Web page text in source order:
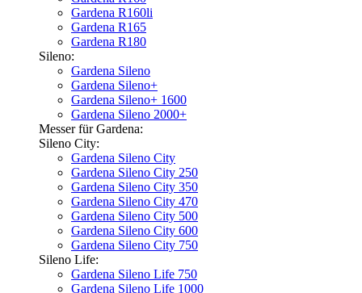
Gardena R160li
Gardena R165
Gardena R180
Sileno:
Gardena Sileno
Gardena Sileno+
Gardena Sileno+ 1600
Gardena Sileno 2000+
Messer für Gardena:
Sileno City:
Gardena Sileno City
Gardena Sileno City 250
Gardena Sileno City 350
Gardena Sileno City 470
Gardena Sileno City 500
Gardena Sileno City 600
Gardena Sileno City 750
Sileno Life:
Gardena Sileno Life 750
Gardena Sileno Life 1000